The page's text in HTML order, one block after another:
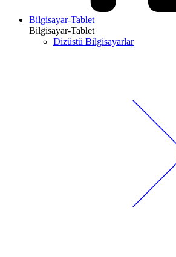
Bilgisayar-Tablet
Bilgisayar-Tablet
Dizüstü Bilgisayarlar